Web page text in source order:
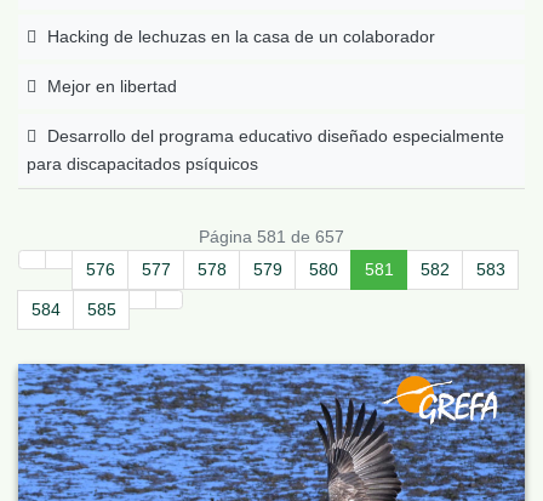
Hacking de lechuzas en la casa de un colaborador
Mejor en libertad
Desarrollo del programa educativo diseñado especialmente
para discapacitados psíquicos
576 577 578 579 580 581 582 583
584 585
Página 581 de 657